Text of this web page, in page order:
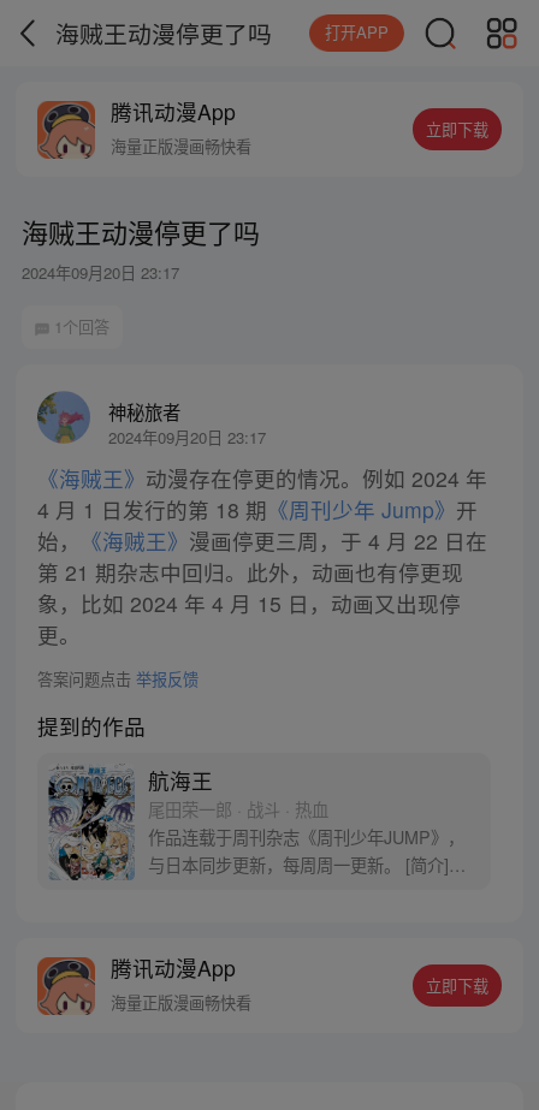
海贼王动漫停更了吗 打开APP
腾讯动漫App
海量正版漫画畅快看
立即下载
海贼王动漫停更了吗
2024年09月20日 23:17
1个回答
神秘旅者
2024年09月20日 23:17
《海贼王》 动漫存在停更的情况。例如 2024 年
4 月 1 日发行的第 18 期 《周刊少年 Jump》 开
始，
《海贼王》 漫画停更三周，于 4 月 22 日在
第 21 期杂志中回归。此外，动画也有停更现
象，比如 2024 年 4 月 15 日，动画又出现停
更。
答案问题点击 举报反馈
提到的作品
航海王
尾田荣一郎 · 战斗 · 热血
作品连载于周刊杂志《周刊少年JUMP》，
与日本同步更新，每周周一更新。 [简介]有
十年后，路飞为实现与因救他而断臂的杰克
斯的约定而出海，开始了以成为海盗王为目
腾讯动漫App
海量正版漫画畅快看
立即下载